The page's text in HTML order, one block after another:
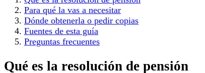
Para qué la vas a necesitar
Dónde obtenerla o pedir copias
Fuentes de esta guía
Preguntas frecuentes
Qué es la resolución de pensión